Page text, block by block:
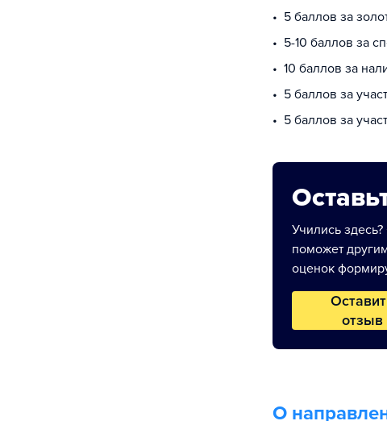
5 баллов за
5-10 баллов за
10 баллов за
5 баллов за
5 баллов за
Учились
поможет
оценок
отзыв
О